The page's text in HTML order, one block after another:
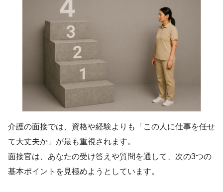
介護の面接では、資格や経験よりも「この人に仕事を任せ
て大丈夫か」が最も重視されます。
面接官は、あなたの受け答えや質問を通して、次の3つの
基本ポイントを見極めようとしています。